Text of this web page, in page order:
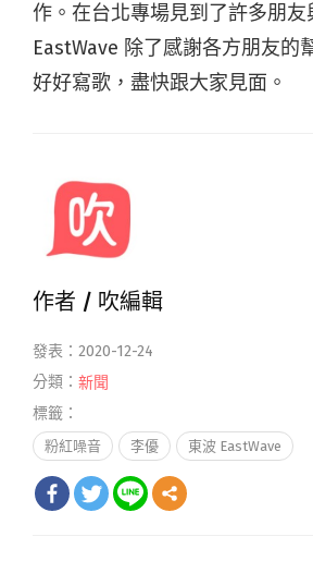
作。在台北專場見到了許多朋友
EastWave 除了感謝各方朋友的
好好寫歌，盡快跟大家見面。
作者 / 吹編輯
發表：2020-12-24
分類： 新聞
標籤：
粉紅噪音 李優 東波 EastWave